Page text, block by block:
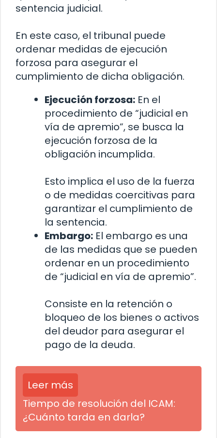
sentencia judicial.
En este caso, el tribunal puede
ordenar medidas de ejecución
forzosa para asegurar el
cumplimiento de dicha obligación.
Ejecución forzosa: En el
procedimiento de “judicial en
vía de apremio”, se busca la
ejecución forzosa de la
obligación incumplida.
Esto implica el uso de la fuerza
o de medidas coercitivas para
garantizar el cumplimiento de
la sentencia.
Embargo: El embargo es una
de las medidas que se pueden
ordenar en un procedimiento
de “judicial en vía de apremio”.
Consiste en la retención o
bloqueo de los bienes o activos
del deudor para asegurar el
pago de la deuda.
Leer más
Tiempo de resolución del ICAM:
¿Cuánto tarda en darla?